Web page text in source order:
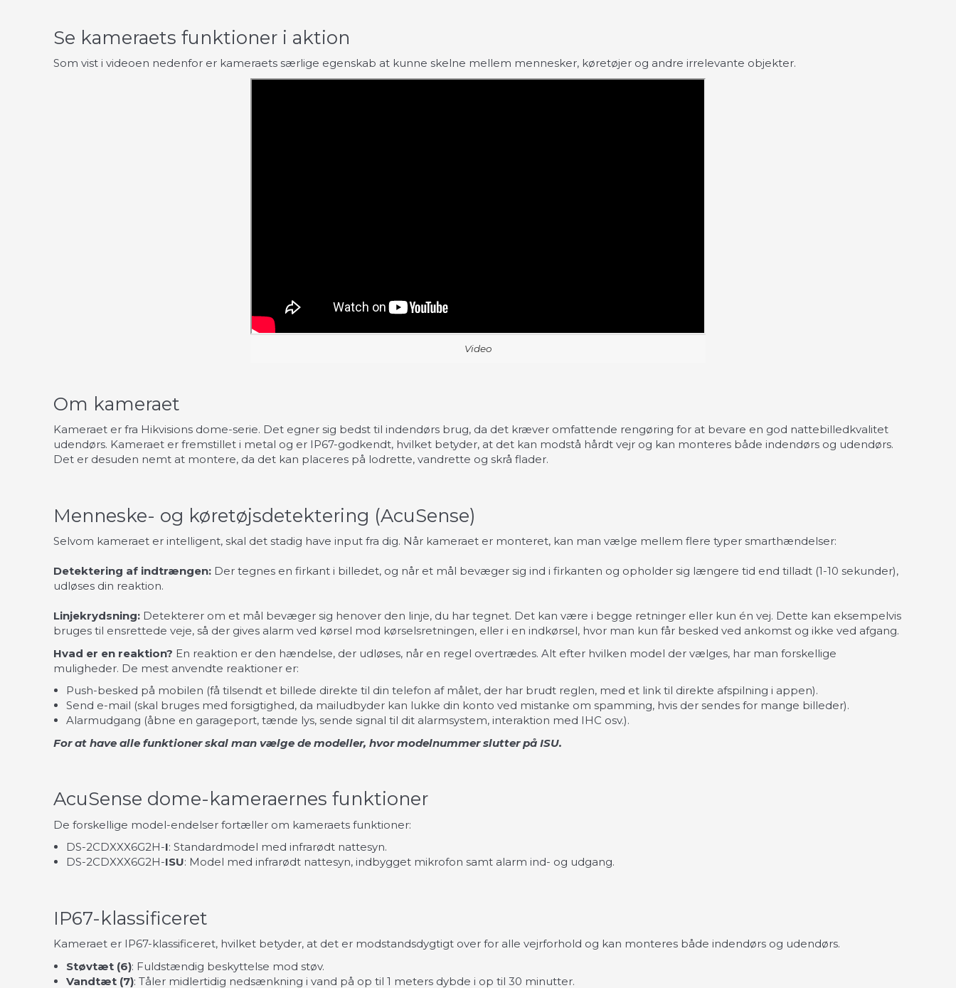
Se kameraets funktioner i aktion
Som vist i videoen nedenfor er kameraets særlige egenskab at kunne skelne mellem mennesker, køretøjer og andre irrelevante objekter.
Video
Om kameraet
Kameraet er fra Hikvisions dome-serie. Det egner sig bedst til indendørs brug, da det kræver omfattende rengøring for at bevare en god nattebilledkvalitet
udendørs. Kameraet er fremstillet i metal og er IP67-godkendt, hvilket betyder, at det kan modstå hårdt vejr og kan monteres både indendørs og udendørs.
Det er desuden nemt at montere, da det kan placeres på lodrette, vandrette og skrå flader.
Menneske- og køretøjsdetektering (AcuSense)
Selvom kameraet er intelligent, skal det stadig have input fra dig. Når kameraet er monteret, kan man vælge mellem flere typer smarthændelser:
Detektering af indtrængen: Der tegnes en firkant i billedet, og når et mål bevæger sig ind i firkanten og opholder sig længere tid end tilladt (1-10 sekunder),
udløses din reaktion.
Linjekrydsning: Detekterer om et mål bevæger sig henover den linje, du har tegnet. Det kan være i begge retninger eller kun én vej. Dette kan eksempelvis
bruges til ensrettede veje, så der gives alarm ved kørsel mod kørselsretningen, eller i en indkørsel, hvor man kun får besked ved ankomst og ikke ved afgang.
Hvad er en reaktion? En reaktion er den hændelse, der udløses, når en regel overtrædes. Alt efter hvilken model der vælges, har man forskellige
muligheder. De mest anvendte reaktioner er:
Push-besked på mobilen (få tilsendt et billede direkte til din telefon af målet, der har brudt reglen, med et link til direkte afspilning i appen).
Send e-mail (skal bruges med forsigtighed, da mailudbyder kan lukke din konto ved mistanke om spamming, hvis der sendes for mange billeder).
Alarmudgang (åbne en garageport, tænde lys, sende signal til dit alarmsystem, interaktion med IHC osv.).
For at have alle funktioner skal man vælge de modeller, hvor modelnummer slutter på ISU.
AcuSense dome-kameraernes funktioner
De forskellige model-endelser fortæller om kameraets funktioner:
DS-2CDXXX6G2H-I: Standardmodel med infrarødt nattesyn.
DS-2CDXXX6G2H-ISU: Model med infrarødt nattesyn, indbygget mikrofon samt alarm ind- og udgang.
IP67-klassificeret
Kameraet er IP67-klassificeret, hvilket betyder, at det er modstandsdygtigt over for alle vejrforhold og kan monteres både indendørs og udendørs.
Støvtæt (6): Fuldstændig beskyttelse mod støv.
Vandtæt (7): Tåler midlertidig nedsænkning i vand på op til 1 meters dybde i op til 30 minutter.